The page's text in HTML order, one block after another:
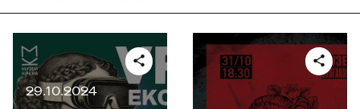
29.10.2024